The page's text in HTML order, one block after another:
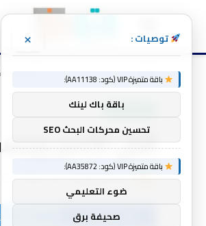
الرئيسية أحداث تاريخية » قُتل الأمير
أحداث تاريخية
قُتل الأمير
بواسطةmtork لا توجد تعليقات
فيسبوك
توصيات : ×
باقة متميزة VIP (كود: AA11138):
باقة باك لينك
تحسين محركات البحث SEO
باقة متميزة VIP (كود: AA35872):
ضوء التعليمي
صحيفة برق